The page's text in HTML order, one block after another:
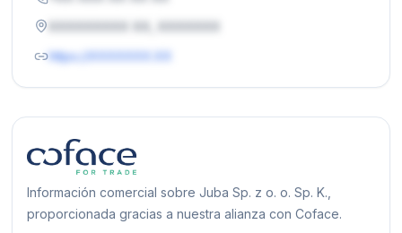
https://XXXXXXX.XX
Información comercial sobre Juba Sp. z o. o. Sp. K.,
proporcionada gracias a nuestra alianza con Coface.